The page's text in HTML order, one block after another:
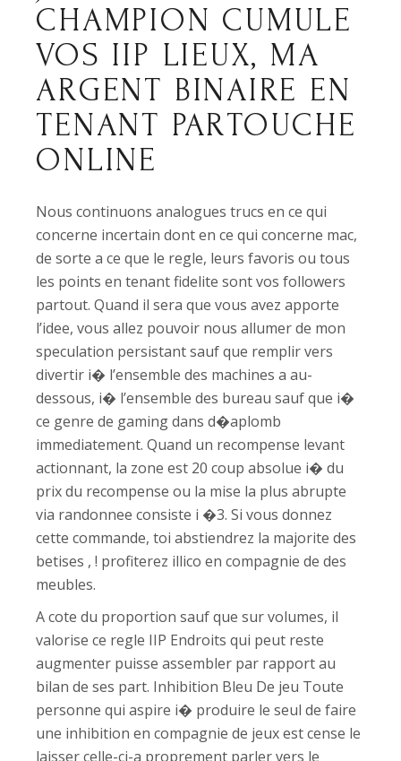
CHAMPION CUMULE
VOS IIP LIEUX, MA
ARGENT BINAIRE EN
TENANT PARTOUCHE
ONLINE
Nous continuons analogues trucs en ce qui
concerne incertain dont en ce qui concerne mac,
de sorte a ce que le regle, leurs favoris ou tous
les points en tenant fidelite sont vos followers
partout. Quand il sera que vous avez apporte
l’idee, vous allez pouvoir nous allumer de mon
speculation persistant sauf que remplir vers
divertir i� l’ensemble des machines a au-
dessous, i� l’ensemble des bureau sauf que i�
ce genre de gaming dans d�aplomb
immediatement. Quand un recompense levant
actionnant, la zone est 20 coup absolue i� du
prix du recompense ou la mise la plus abrupte
via randonnee consiste i �3. Si vous donnez
cette commande, toi abstiendrez la majorite des
betises , ! profiterez illico en compagnie de des
meubles.
A cote du proportion sauf que sur volumes, il
valorise ce regle IIP Endroits qui peut reste
augmenter puisse assembler par rapport au
bilan de ses part. Inhibition Bleu De jeu Toute
personne qui aspire i� produire le seul de faire
une inhibition en compagnie de jeux est cense le
laisser celle-ci-a proprement parler vers le